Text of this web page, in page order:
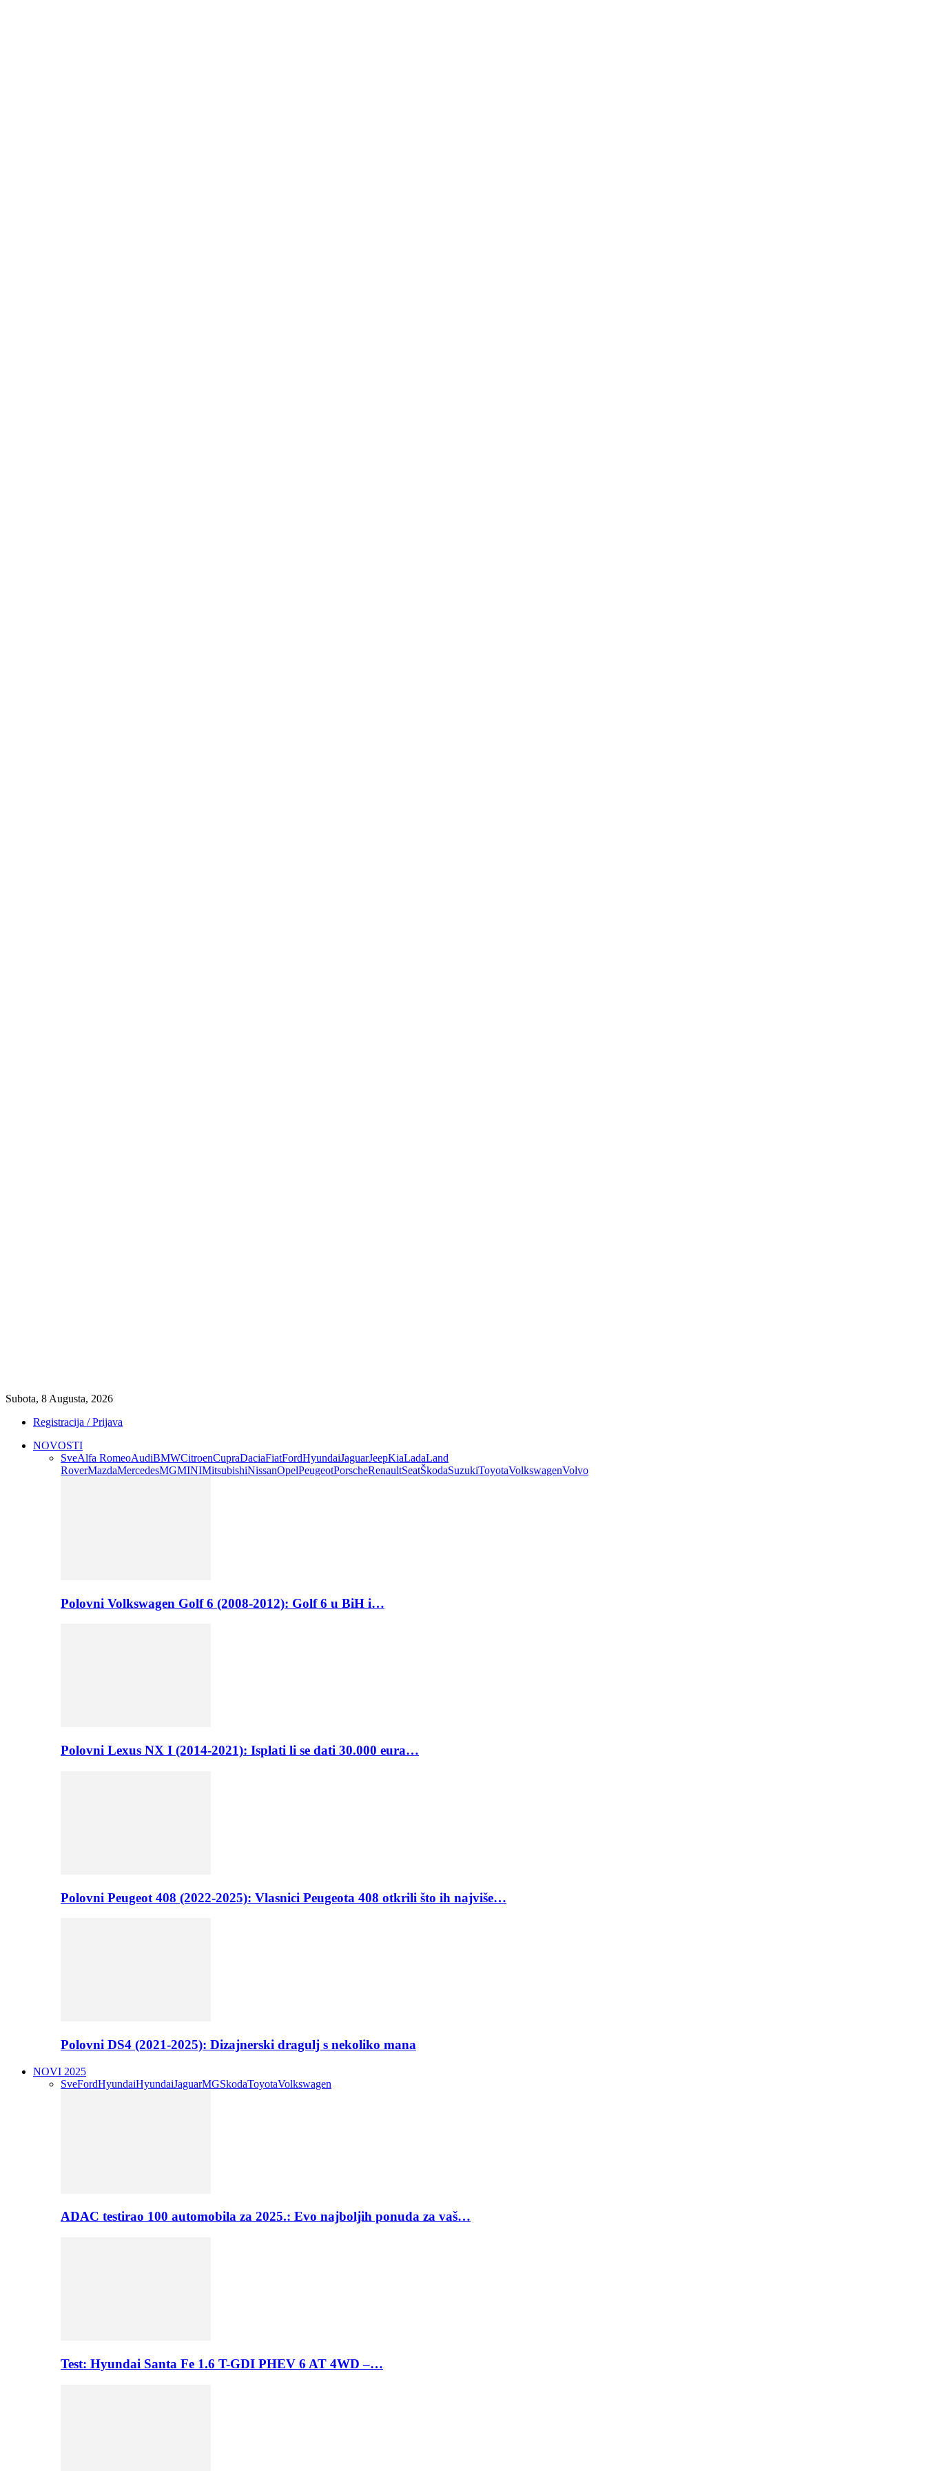
Subota, 8 Augusta, 2026
Registracija / Prijava
NOVOSTI
SveAlfa RomeoAudiBMWCitroenCupraDaciaFiatFordHyundaiJaguarJeepKiaLadaLand
RoverMazdaMercedesMGMINIMitsubishiNissanOpelPeugeotPorscheRenaultSeatŠkodaSuzukiToyotaVolkswagenVolvo
Polovni Volkswagen Golf 6 (2008-2012): Golf 6 u BiH i…
Polovni Lexus NX I (2014-2021): Isplati li se dati 30.000 eura…
Polovni Peugeot 408 (2022-2025): Vlasnici Peugeota 408 otkrili što ih najviše…
Polovni DS4 (2021-2025): Dizajnerski dragulj s nekoliko mana
NOVI 2025
SveFordHyundaiHyundaiJaguarMGSkodaToyotaVolkswagen
ADAC testirao 100 automobila za 2025.: Evo najboljih ponuda za vaš…
Test: Hyundai Santa Fe 1.6 T-GDI PHEV 6 AT 4WD –…